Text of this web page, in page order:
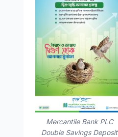
Mercantile Bank PLC
Double Savings Deposit